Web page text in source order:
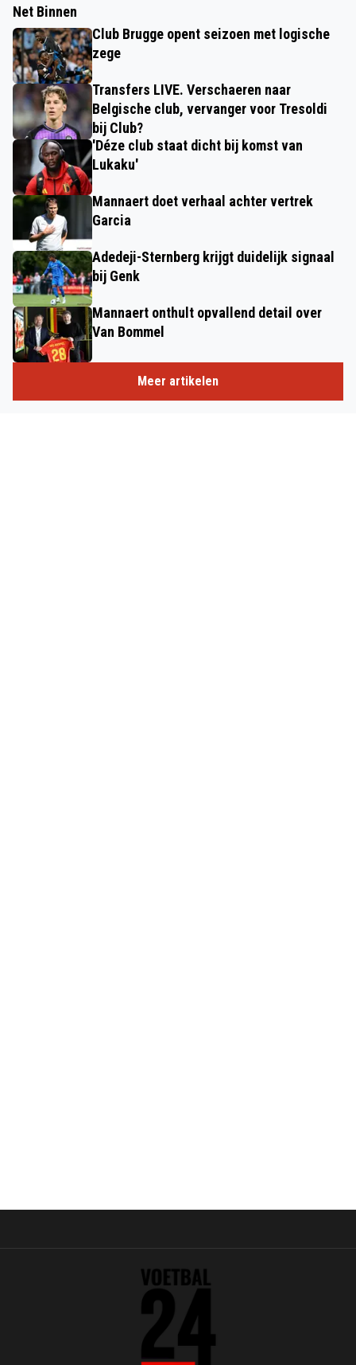
Net Binnen
Club Brugge opent seizoen met logische
zege
Transfers LIVE. Verschaeren naar
Belgische club, vervanger voor Tresoldi
bij Club?
'Déze club staat dicht bij komst van
Lukaku'
Mannaert doet verhaal achter vertrek
Garcia
Adedeji-Sternberg krijgt duidelijk signaal
bij Genk
Mannaert onthult opvallend detail over
Van Bommel
Meer artikelen